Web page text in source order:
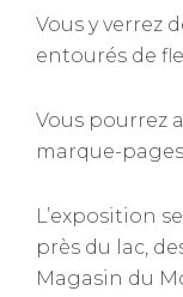
Vous y verrez
entourés de
Vous pourrez
marque-
L’exposition
près du lac,
Magasin du